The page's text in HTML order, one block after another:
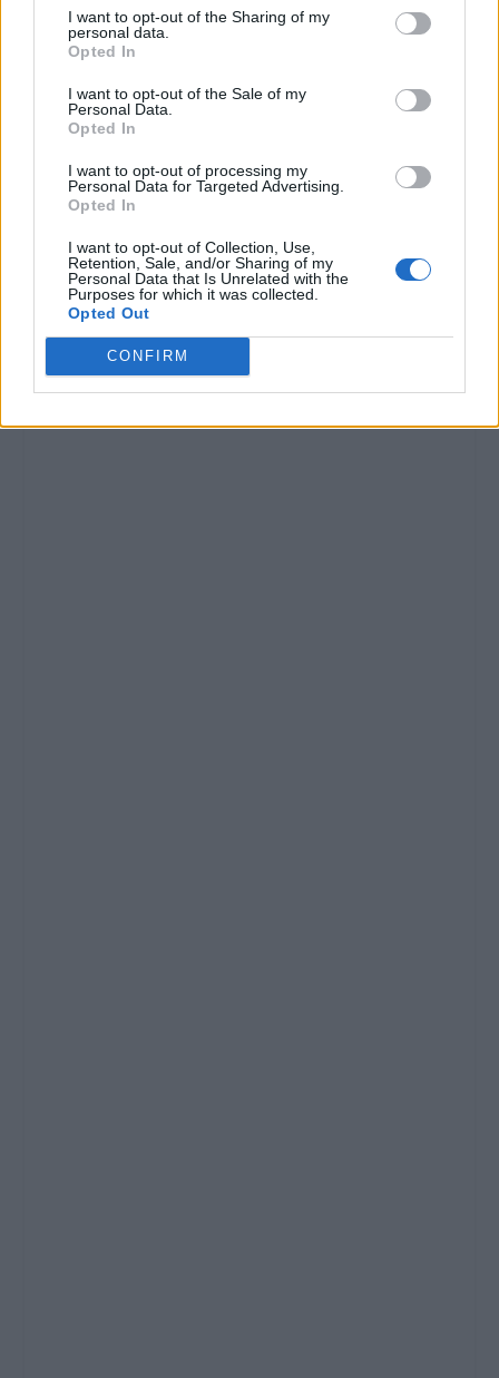
I want to opt-out of the Sharing of my
personal data.
Opted In
I want to opt-out of the Sale of my
Personal Data.
Opted In
I want to opt-out of processing my
Personal Data for Targeted Advertising.
Opted In
I want to opt-out of Collection, Use,
Retention, Sale, and/or Sharing of my
Personal Data that Is Unrelated with the
Purposes for which it was collected.
Opted Out
CONFIRM
VALUTARE: